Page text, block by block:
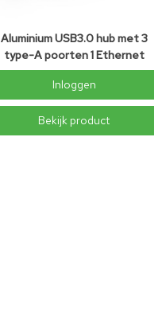
Aluminium USB3.0 hub met 3
type-A poorten 1 Ethernet
poort - Zilver
Inloggen
Bekijk product